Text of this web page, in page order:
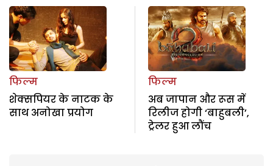
फिल्म
शेक्सपियर के नाटक के
साथ अनोखा प्रयोग
फिल्म
अब जापान और रूस में
रिलीज होगी ‘बाहुबली’,
ट्रेलर हुआ लौंच